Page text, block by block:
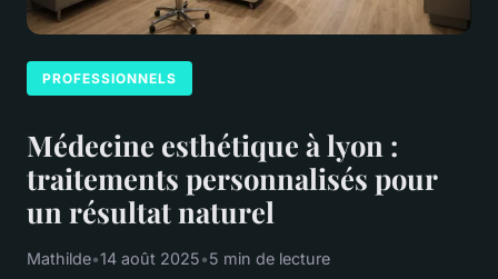
PROFESSIONNELS
Médecine esthétique à lyon :
traitements personnalisés pour
un résultat naturel
Mathilde•14 août 2025•5 min de lecture